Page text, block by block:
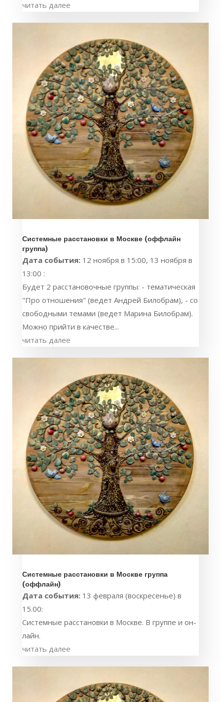
читать далее
Системные расстановки в Москве (оффлайн
группа)
Дата события: 12 ноября в 15:00, 13 ноября в
13:00 :
Будет 2 расстановочные группы: - тематическая
"Про отношения" (ведет Андрей Билобрам), - со
свободными темами (ведет Марина Билобрам).
Можно прийти в качестве...
читать далее
Системные расстановки в Москве группа
(оффлайн)
Дата события: 13 февраля (воскресенье) в
15.00:
Системные расстановки в Москве. В группе и он-
лайн.
читать далее